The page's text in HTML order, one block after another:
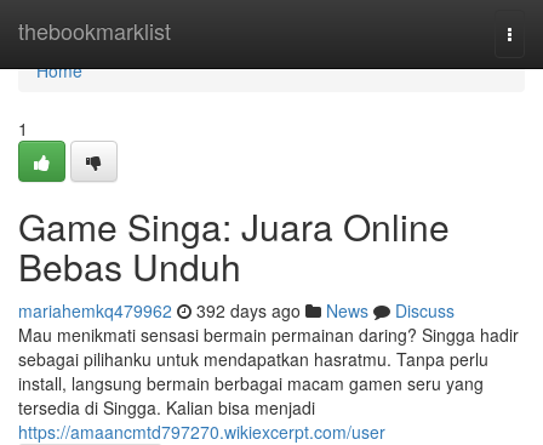
thebookmarklist
Home
Home
1
Game Singa: Juara Online
Bebas Unduh
mariahemkq479962 392 days ago News
Discuss
Mau menikmati sensasi bermain permainan daring? Singga hadir
sebagai pilihanku untuk mendapatkan hasratmu. Tanpa perlu
install, langsung bermain berbagai macam gamen seru yang
tersedia di Singga. Kalian bisa menjadi
https://amaancmtd797270.wikiexcerpt.com/user